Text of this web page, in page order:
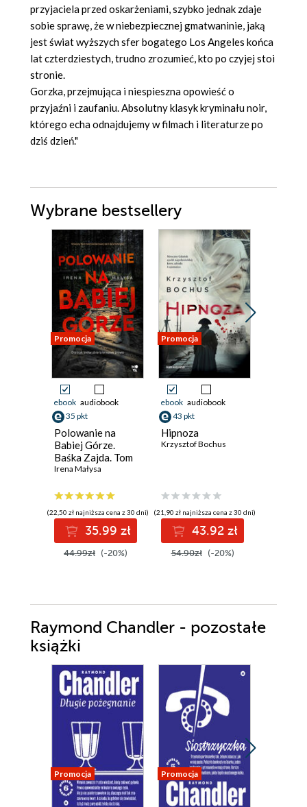
przyjaciela przed oskarżeniami, szybko jednak zdaje
sobie sprawę, że w niebezpiecznej gmatwaninie, jaką
jest świat wyższych sfer bogatego Los Angeles końca
lat czterdziestych, trudno zrozumieć, kto po czyjej stoi
stronie.
Gorzka, przejmująca i niespieszna opowieść o
przyjaźni i zaufaniu. Absolutny klasyk kryminału noir,
którego echa odnajdujemy w filmach i literaturze po
dziś dzień."
Wybrane bestsellery
Promocja
ebook audiobook
35 pkt
Polowanie na
Babiej Górze.
Baśka Zajda. Tom
5
Irena Małysa
(22,50 zł najniższa cena z 30 dni)
35.99 zł
44.99zł (-20%)
Promocja
ebook audiobook
43 pkt
Hipnoza
Krzysztof Bochus
(21,90 zł najniższa cena z 30 dni)
43.92 zł
54.90zł (-20%)
Raymond Chandler - pozostałe
książki
Promocja Promocja